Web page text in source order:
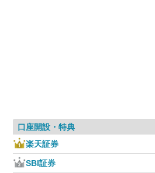
口座開設・特典
楽天証券
SBI証券